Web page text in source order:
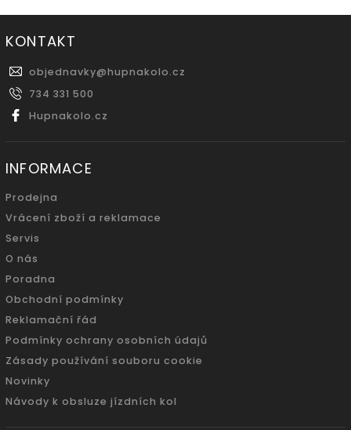
KONTAKT
objednavky@hupnakolo.cz
734 331 500
Hupnakolo.cz
INFORMACE
Prodejna
Vrácení zboží a reklamace
Servis
O nás
Poradna
Obchodní podmínky
Reklamační řád
Podmínky ochrany osobních údajů
Zásady používání souboru cookie
Novinky
Návody k obsluze jízdních kol